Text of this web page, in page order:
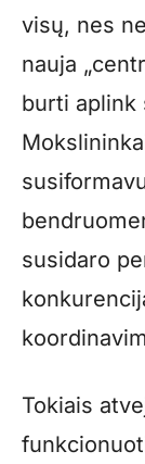
visų, nes
nauja
burti aplink
susidaro
Tokiais